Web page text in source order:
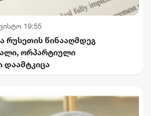
19:55
რუსეთის წინააღმდეგ
ორპარტიული
დაამტკიცა